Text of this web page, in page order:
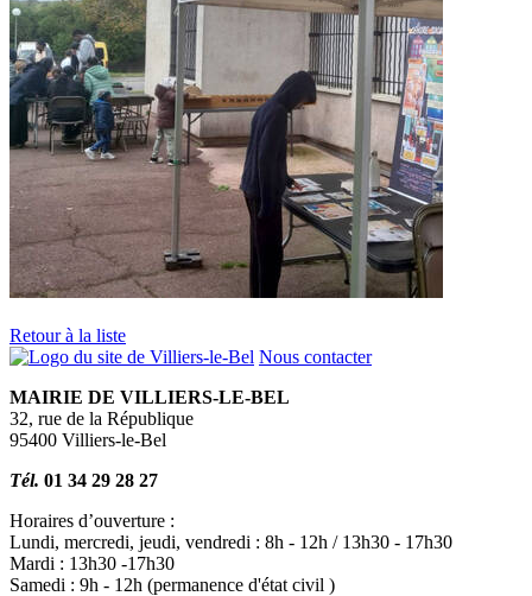
Retour à la liste
Nous contacter
MAIRIE DE VILLIERS-LE-BEL
32, rue de la République
95400 Villiers-le-Bel
Tél. 01 34 29 28 27
Horaires d’ouverture :
Lundi, mercredi, jeudi, vendredi : 8h - 12h / 13h30 - 17h30
Mardi : 13h30 -17h30
Samedi : 9h - 12h (permanence d'état civil )